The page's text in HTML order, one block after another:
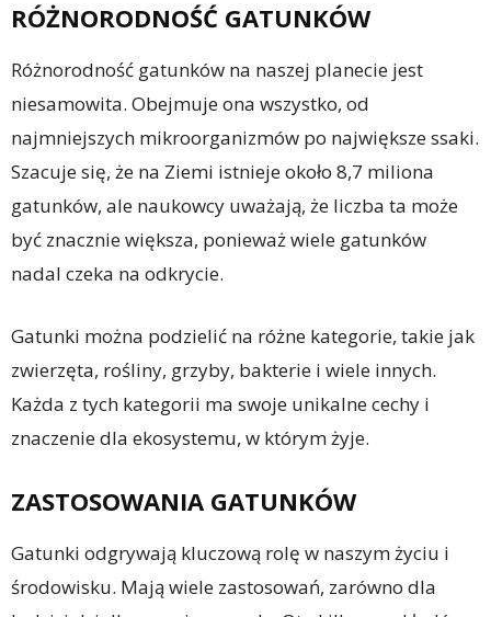
RÓŻNORODNOŚĆ GATUNKÓW
Różnorodność gatunków na naszej planecie jest
niesamowita. Obejmuje ona wszystko, od
najmniejszych mikroorganizmów po największe ssaki.
Szacuje się, że na Ziemi istnieje około 8,7 miliona
gatunków, ale naukowcy uważają, że liczba ta może
być znacznie większa, ponieważ wiele gatunków
nadal czeka na odkrycie.
Gatunki można podzielić na różne kategorie, takie jak
zwierzęta, rośliny, grzyby, bakterie i wiele innych.
Każda z tych kategorii ma swoje unikalne cechy i
znaczenie dla ekosystemu, w którym żyje.
ZASTOSOWANIA GATUNKÓW
Gatunki odgrywają kluczową rolę w naszym życiu i
środowisku. Mają wiele zastosowań, zarówno dla